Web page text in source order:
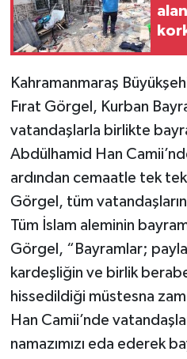
Kahramanmaraş
Fırat Görgel, Kurban
vatandaşlarla birlikte
Abdülhamid Han
ardından cemaatle tek
Görgel, tüm
Tüm İslam aleminin
Görgel, “Bayramlar;
kardeşliğin ve birlik
hissedildiği müstesna
Han Camii’nde
namazımızı eda ederek